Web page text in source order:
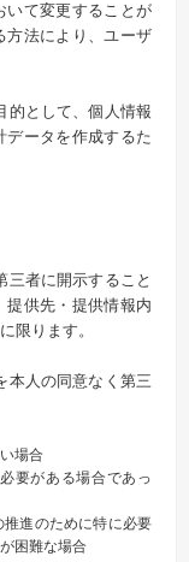
いて変更することが
方法により、ユーザ
的として、個人情報
データを作成するた
三者に開示すること
提供先・提供情報内
限ります。
本人の同意なく第三
場合
要がある場合であっ
進のために特に必要
困難な場合